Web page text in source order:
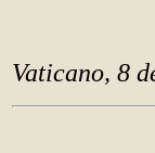
Vaticano, 8